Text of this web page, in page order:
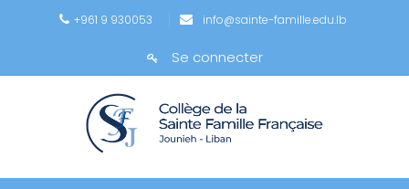
+961 9 930053 info@sainte-famille.edu.lb
Se connecter